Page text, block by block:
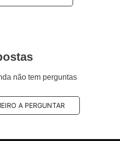
não tem perguntas
A PERGUNTAR